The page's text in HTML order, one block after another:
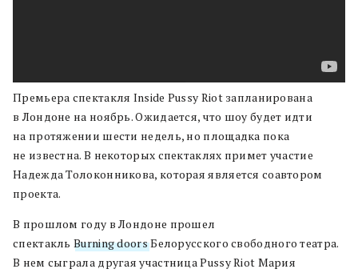
Премьера спектакля Inside Pussy Riot запланирована
в Лондоне на ноябрь. Ожидается, что шоу будет идти
на протяжении шести недель, но площадка пока
не известна. В некоторых спектаклях примет участие
Надежда Толоконникова, которая является соавтором
проекта.
В прошлом году в Лондоне прошел
спектакльBurning doorsБелорусского свободного театра.
В нем сыграла другая участница Pussy Riot Мария